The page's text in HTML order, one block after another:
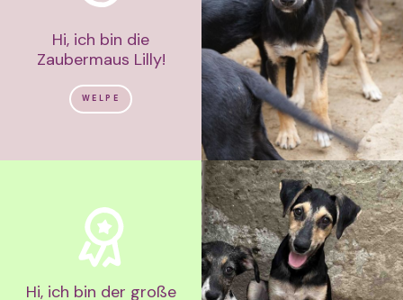
Hi, ich bin die
Zaubermaus Lilly!
WELPE
Hi, ich bin der große